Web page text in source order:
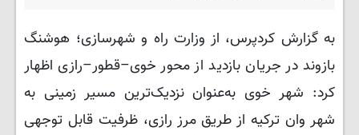
به گزارش کردپرس، از وزارت راه و شهرسازی؛ هوشنگ
بازوند در جریان بازدید از محور خوی–قطور–رازی اظهار
کرد: شهر خوی به‌عنوان نزدیک‌ترین مسیر زمینی به
شهر وان ترکیه از طریق مرز رازی، ظرفیت قابل توجهی